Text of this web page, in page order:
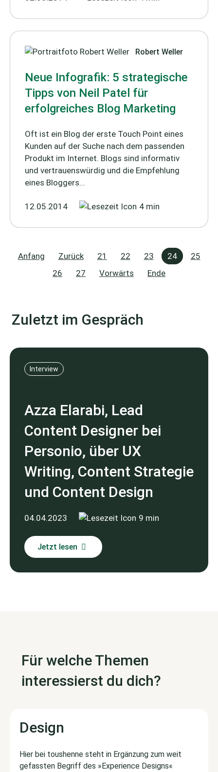
Robert Weller
Neue Infografik: 5 strategische
Tipps von Neil Patel für
erfolgreiches Blog Marketing
Oft ist ein Blog der erste Touch Point eines
Kunden auf der Suche nach dem passenden
Produkt im Internet. Blogs sind informativ
und vertrauenswürdig und die Empfehlung
eines Bloggers...
12.05.2014 4 min
Anfang Zurück 21 22 23 24
25
26
27 Vorwärts Ende
Zuletzt im Gespräch
Interview
Azza Elarabi, Lead
Content Designer bei
Personio, über UX
Writing, Content Strategie
und Content Design
04.04.2023 9 min
Jetzt lesen
Für welche Themen
interessierst du dich?
Design
Hier bei toushenne steht in Ergänzung zum weit
gefassten Begriff des »Experience Designs«